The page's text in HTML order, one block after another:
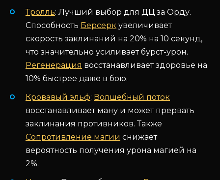
Тролль: Лучший выбор для ДЦ за Орду.
Способность Берсерк увеличивает
скорость заклинаний на 20% на 10 секунд,
что значительно усиливает бурст-урон.
Регенерация восстанавливает здоровье на
10% быстрее даже в бою.
Кровавый эльф: Волшебный поток
восстанавливает ману и может прервать
заклинания противников. Также
Сопротивление магии снижает
вероятность получения урона магией на
2%.